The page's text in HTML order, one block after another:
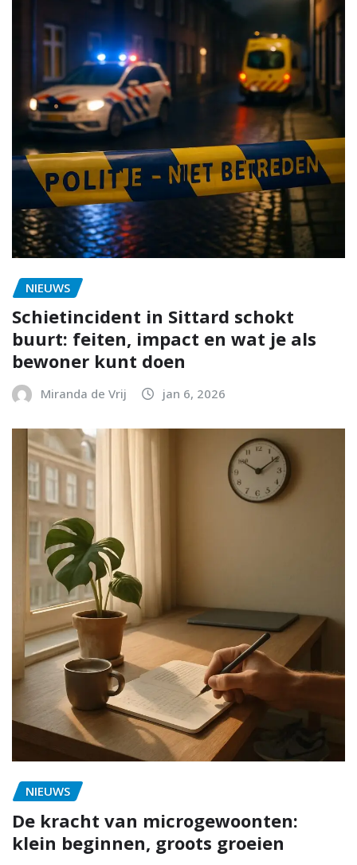
NIEUWS
Schietincident in Sittard schokt
buurt: feiten, impact en wat je als
bewoner kunt doen
Miranda de Vrij jan 6, 2026
NIEUWS
De kracht van microgewoonten:
klein beginnen, groots groeien